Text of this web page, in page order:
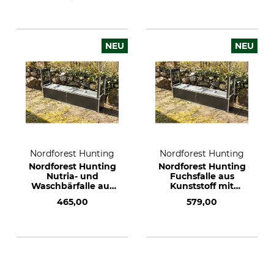
NEU
Nordforest Hunting
Nordforest Hunting
Nutria- und
Waschbärfalle aus
465,00
NEU
Nordforest Hunting
Nordforest Hunting
Fuchsfalle aus
Kunststoff mit
579,00